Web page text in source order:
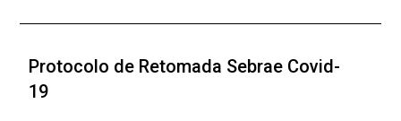
Protocolo de Retomada Sebrae Covid-
19